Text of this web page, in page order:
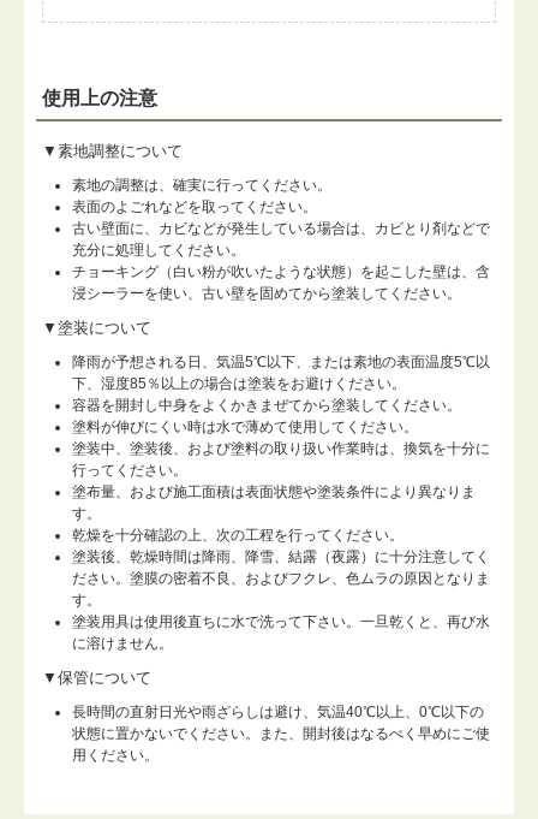
使用上の注意
▼素地調整について
素地の調整は、確実に行ってください。
表面のよごれなどを取ってください。
古い壁面に、カビなどが発生している場合は、カビとり剤などで
充分に処理してください。
チョーキング（白い粉が吹いたような状態）を起こした壁は、含
浸シーラーを使い、古い壁を固めてから塗装してください。
▼塗装について
降雨が予想される日、気温5℃以下、または素地の表面温度5℃以
下、湿度85％以上の場合は塗装をお避けください。
容器を開封し中身をよくかきまぜてから塗装してください。
塗料が伸びにくい時は水で薄めて使用してください。
塗装中、塗装後、および塗料の取り扱い作業時は、換気を十分に
行ってください。
塗布量、および施工面積は表面状態や塗装条件により異なりま
す。
乾燥を十分確認の上、次の工程を行ってください。
塗装後、乾燥時間は降雨、降雪、結露（夜露）に十分注意してく
ださい。塗膜の密着不良、およびフクレ、色ムラの原因となりま
す。
塗装用具は使用後直ちに水で洗って下さい。一旦乾くと、再び水
に溶けません。
▼保管について
長時間の直射日光や雨ざらしは避け、気温40℃以上、0℃以下の
状態に置かないでください。また、開封後はなるべく早めにご使
用ください。